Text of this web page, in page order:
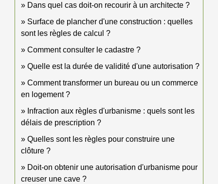
Dans quel cas doit-on recourir à un architecte ?
Surface de plancher d'une construction : quelles
sont les règles de calcul ?
Comment consulter le cadastre ?
Quelle est la durée de validité d'une autorisation ?
Comment transformer un bureau ou un commerce
en logement ?
Infraction aux règles d'urbanisme : quels sont les
délais de prescription ?
Quelles sont les règles pour construire une
clôture ?
Doit-on obtenir une autorisation d'urbanisme pour
creuser une cave ?